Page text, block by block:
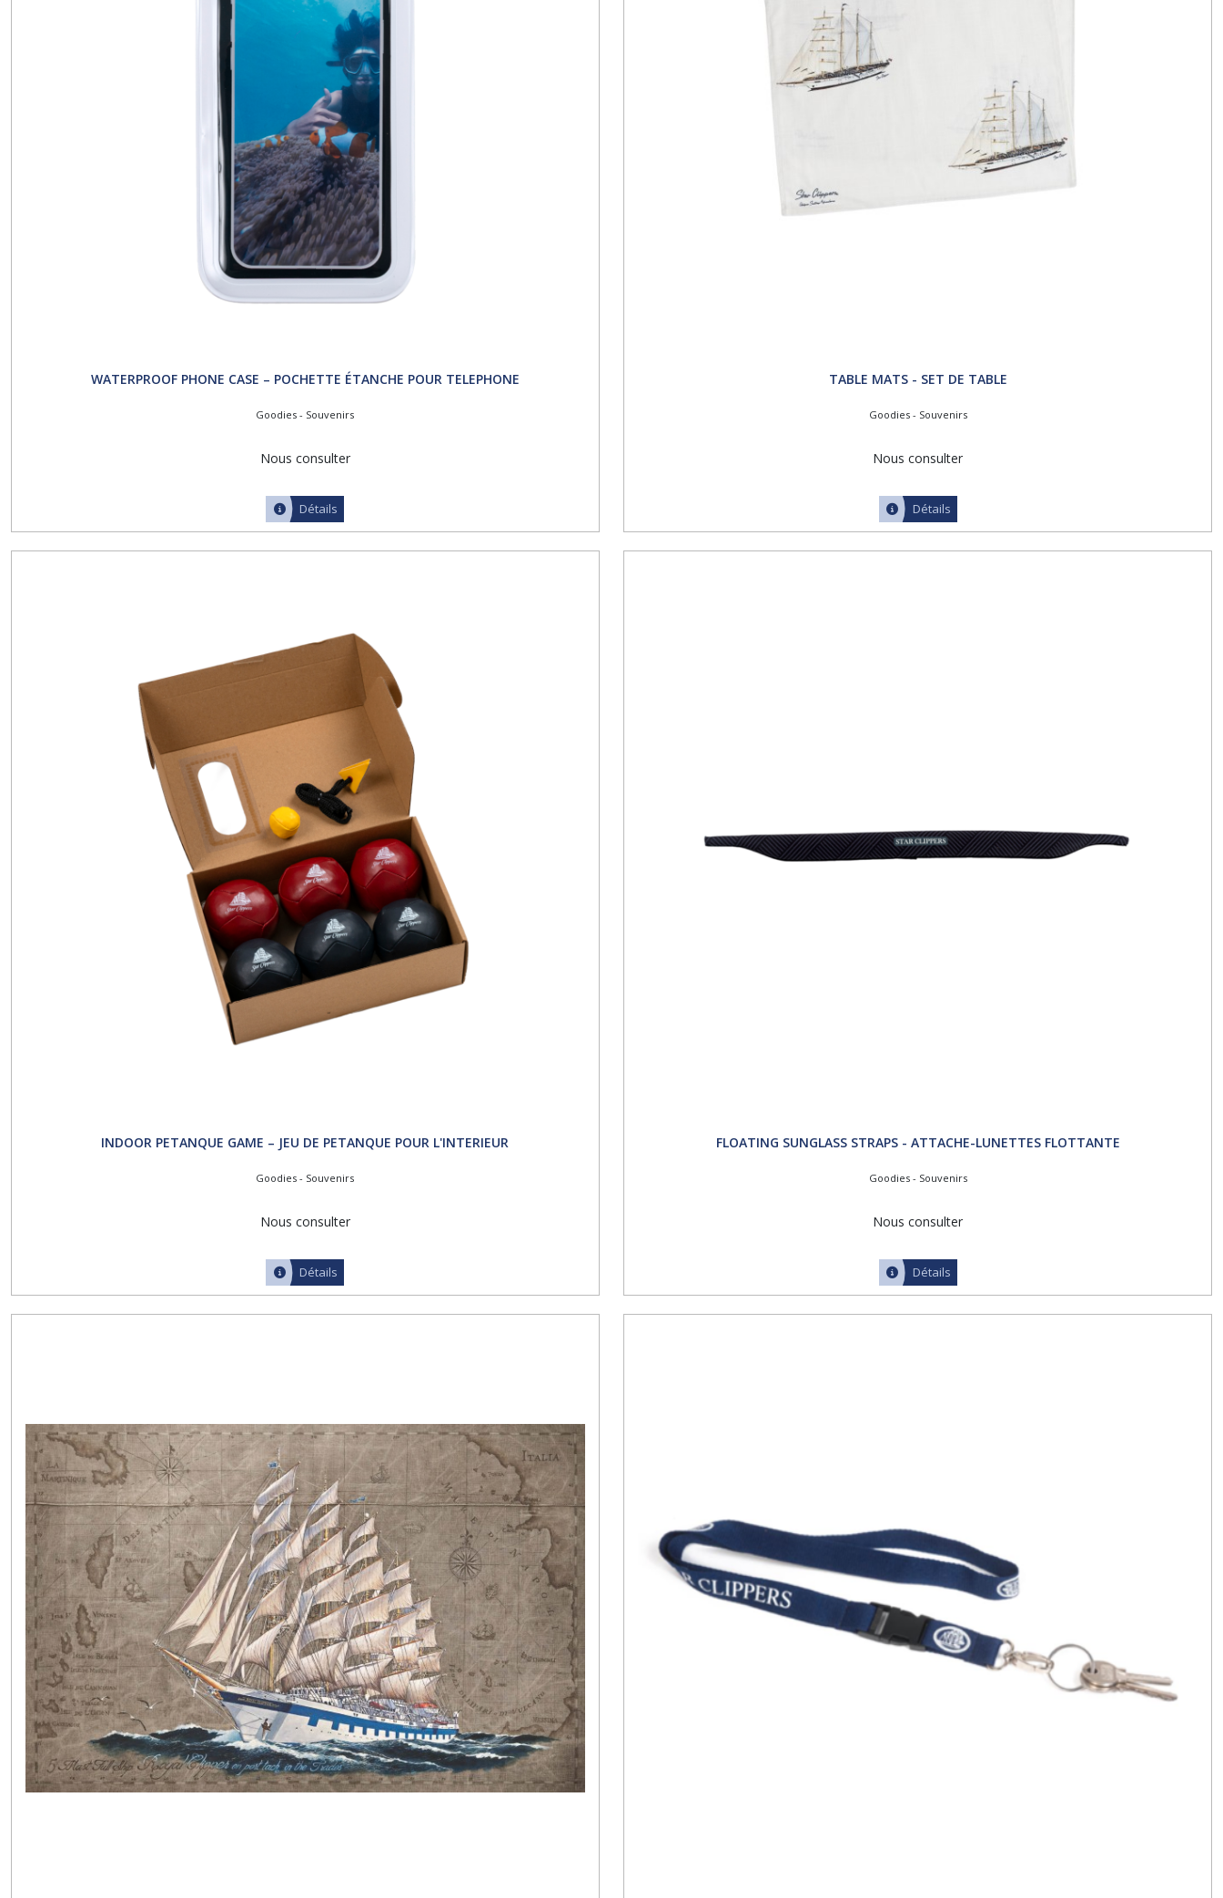
WATERPROOF PHONE CASE – POCHETTE ÉTANCHE POUR TELEPHONE
Goodies - Souvenirs
Nous consulter
Détails
TABLE MATS - SET DE TABLE
Goodies - Souvenirs
Nous consulter
Détails
INDOOR PETANQUE GAME – JEU DE PETANQUE POUR L'INTERIEUR
Goodies - Souvenirs
Nous consulter
Détails
FLOATING SUNGLASS STRAPS - ATTACHE-LUNETTES FLOTTANTE
Goodies - Souvenirs
Nous consulter
Détails